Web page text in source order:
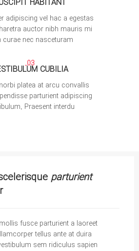
HABITANT
adipiscing vel hac a egestas
auctor nibh mauris mi
curae nec nasceturam
03. CUBILIA
platea at arcu convallis
parturient adipiscing
Praesent interdu.
parturient
fusce parturient a laoreet
tellus ante at duira
sem ridiculus sapien.